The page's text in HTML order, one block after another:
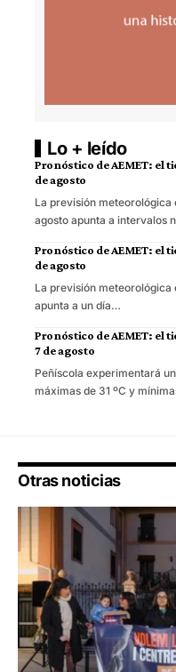
Lo + leído
Pronóstico de AEMET: el
de agosto
La previsión meteorológica
agosto apunta a intervalos
Pronóstico de AEMET: el
de agosto
La previsión meteorológica
apunta a un día…
Pronóstico de AEMET: el
7 de agosto
Peñíscola experimentará
máximas de 31 ºC y
Otras noticias